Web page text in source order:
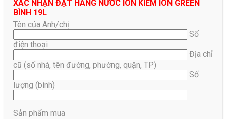
XÁC NHẬN ĐẶT HÀNG NƯỚC ION KIỀM ION GREEN
BÌNH 19L
Tên của Anh/chị
Số
điện thoại
Địa chỉ
cũ (số nhà, tên đường, phường, quận, TP)
Số
lượng (bình)
Sản phẩm mua